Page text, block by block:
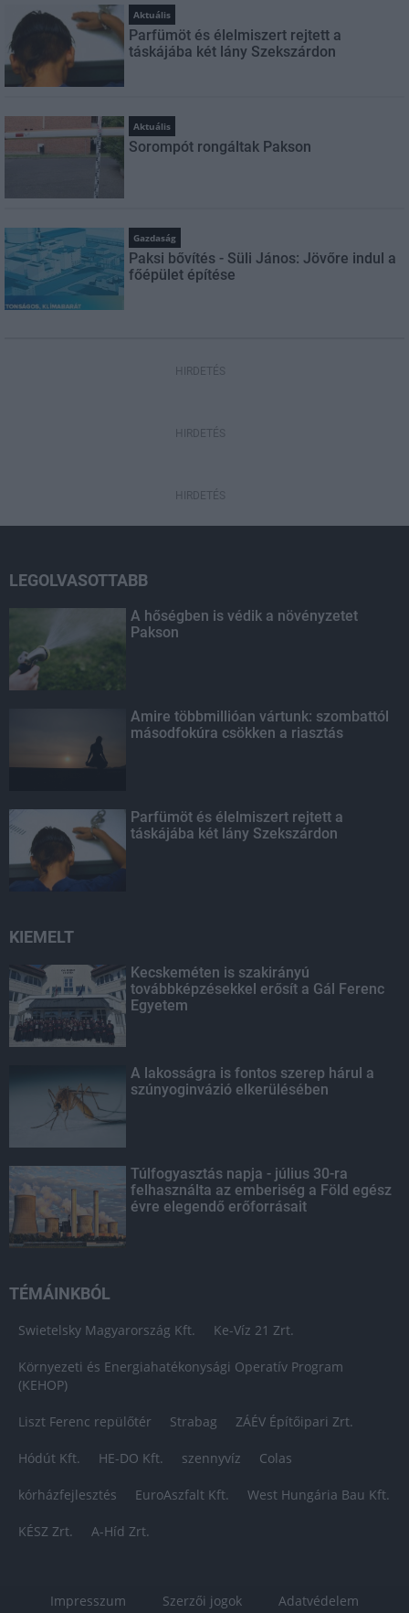
Aktuális
Parfümöt és élelmiszert rejtett a
táskájába két lány Szekszárdon
Aktuális
Sorompót rongáltak Pakson
Gazdaság
Paksi bővítés - Süli János: Jövőre indul a
főépület építése
HIRDETÉS
HIRDETÉS
HIRDETÉS
LEGOLVASOTTABB
A hőségben is védik a növényzetet
Pakson
Amire többmillióan vártunk: szombattól
másodfokúra csökken a riasztás
Parfümöt és élelmiszert rejtett a
táskájába két lány Szekszárdon
KIEMELT
Kecskeméten is szakirányú
továbbképzésekkel erősít a Gál Ferenc
Egyetem
A lakosságra is fontos szerep hárul a
szúnyoginvázió elkerülésében
Túlfogyasztás napja - július 30-ra
felhasználta az emberiség a Föld egész
évre elegendő erőforrásait
TÉMÁINKBÓL
Swietelsky Magyarország Kft. Ke-Víz 21 Zrt.
Környezeti és Energiahatékonysági Operatív Program
(KEHOP)
Liszt Ferenc repülőtér Strabag ZÁÉV Építőipari Zrt.
Hódút Kft. HE-DO Kft. szennyvíz Colas
kórházfejlesztés EuroAszfalt Kft. West Hungária Bau Kft.
KÉSZ Zrt. A-Híd Zrt.
Impresszum Szerzői jogok
Adatvédelem